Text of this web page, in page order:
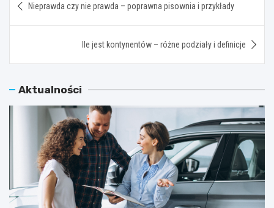
wpisu
Nieprawda czy nie prawda – poprawna pisownia i przykłady
Ile jest kontynentów – różne podziały i definicje
Aktualności